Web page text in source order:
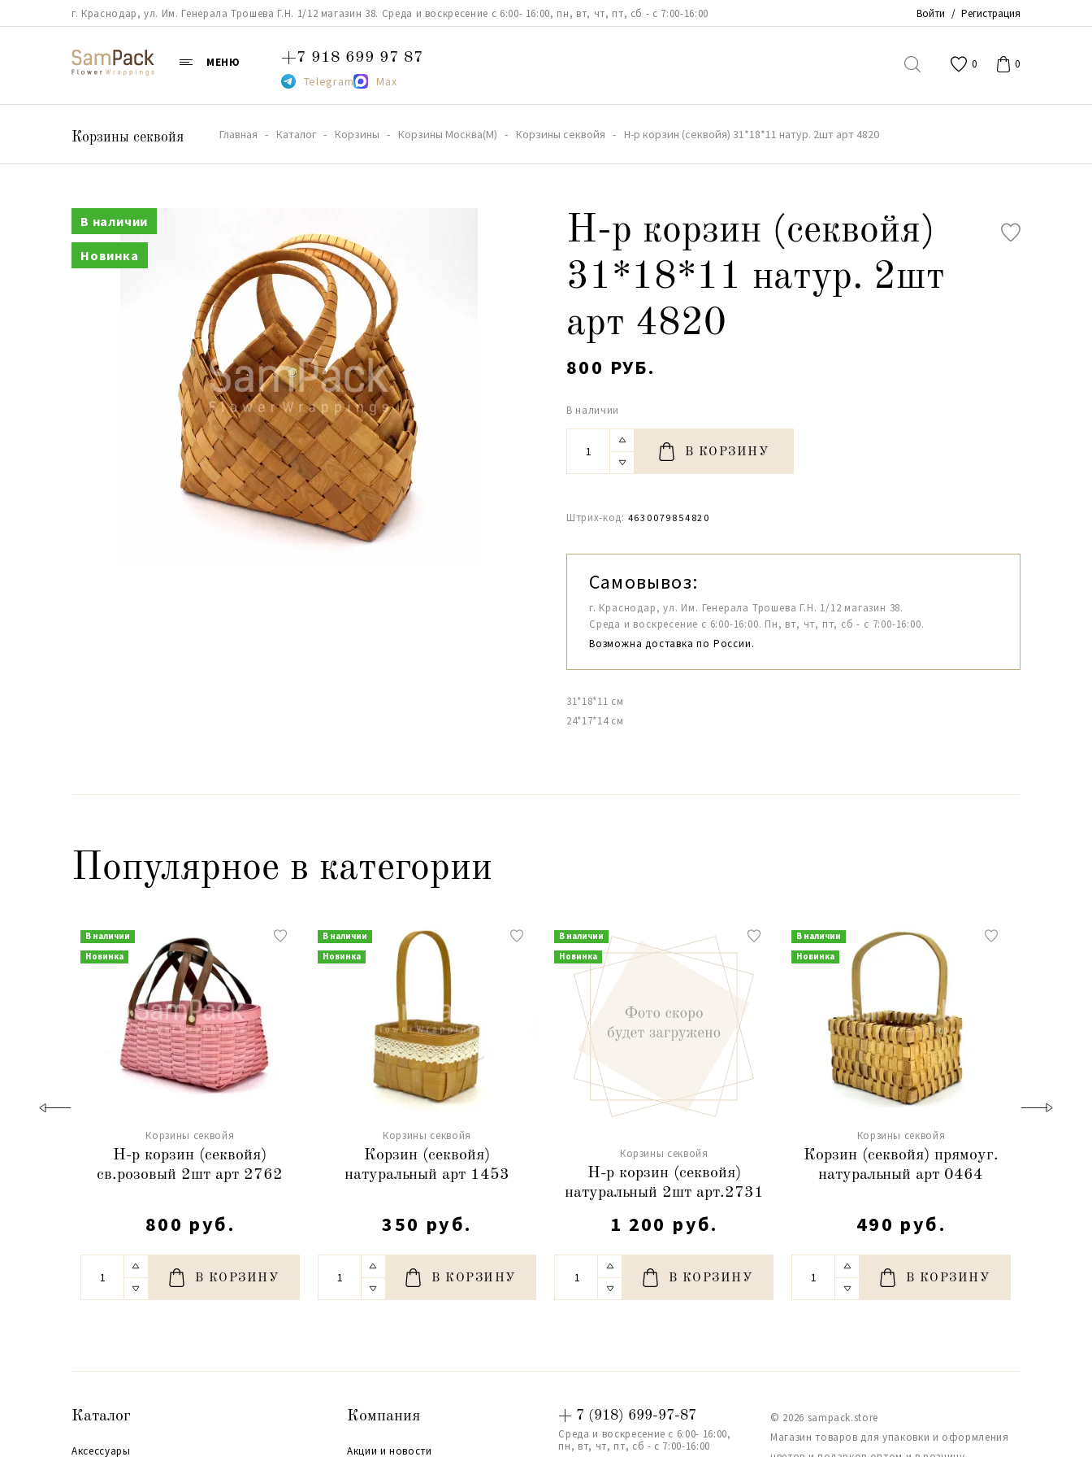
г. Краснодар, ул. Им. Генерала Трошева Г.Н. 1/12 магазин 38. Среда и воскресение с 6:00- 16:00, пн, вт, чт, пт, сб - с 7:00-16:00 Войти / Регистрация
МЕНЮ +7 918 699 97 87
Telegram Max
0 0
Корзины секвойя Главная Каталог Корзины Корзины Москва(М) Корзины секвойя Н-р корзин (секвойя) 31*18*11 натур. 2шт арт 4820
В наличии
Новинка
Н-р корзин (секвойя)
31*18*11 натур. 2шт
арт 4820
800 РУБ.
В наличии
В КОРЗИНУ
Штрих-код: 4630079854820
Самовывоз:
г. Краснодар, ул. Им. Генерала Трошева Г.Н. 1/12 магазин 38.
Среда и воскресение с 6:00-16:00. Пн, вт, чт, пт, сб - с 7:00-16:00.
Возможна доставка по России.
31*18*11 см
24*17*14 см
Популярное в категории
В наличии
Новинка
Корзины секвойя
Н-р корзин (секвойя)
св.розовый 2шт арт 2762
800 руб.
В КОРЗИНУ
В наличии
Новинка
Корзины секвойя
Корзин (секвойя)
натуральный арт 1453
350 руб.
В КОРЗИНУ
В наличии
Новинка
Корзины секвойя
Н-р корзин (секвойя)
натуральный 2шт арт.2731
1 200 руб.
В КОРЗИНУ
В наличии
Новинка
Корзины секвойя
Корзин (секвойя) прямоуг.
натуральный арт 0464
490 руб.
В КОРЗИНУ
Каталог
Аксессуары
Компания
Акции и новости
+ 7 (918) 699-97-87
Среда и воскресение с 6:00- 16:00,
пн, вт, чт, пт, сб - с 7:00-16:00
© 2026 sampack.store
Магазин товаров для упаковки и оформления